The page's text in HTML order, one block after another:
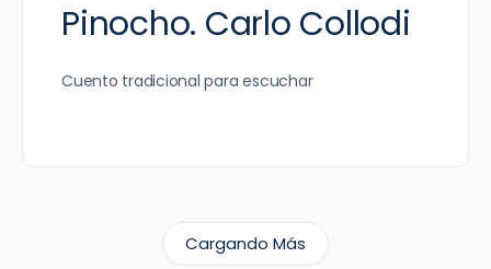
Pinocho. Carlo Collodi
Cuento tradicional para escuchar
Cargando Más